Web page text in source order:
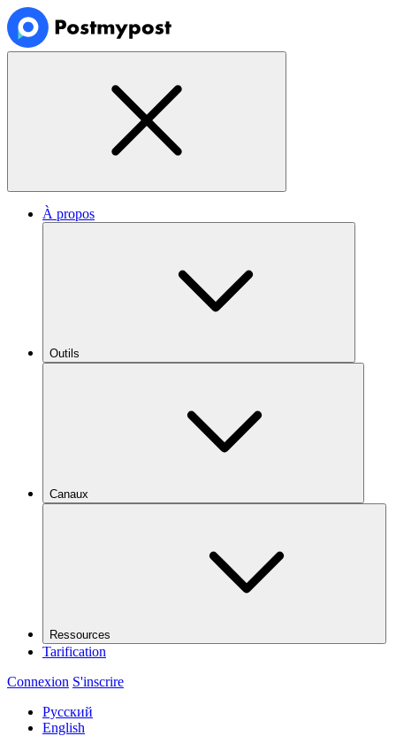
À propos
Outils
Canaux
Ressources
Tarification
Connexion S'inscrire
Русский
English